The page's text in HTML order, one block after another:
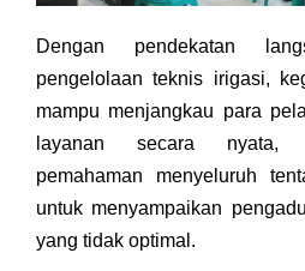
Dengan pendekatan
pengelolaan teknis irigasi,
mampu menjangkau para
layanan secara nyata,
pemahaman menyeluruh
untuk menyampaikan
yang tidak optimal.